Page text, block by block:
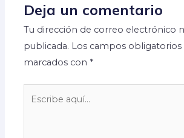
Deja un comentario
Tu dirección de correo electrónico
publicada. Los campos obligatorios
marcados con *